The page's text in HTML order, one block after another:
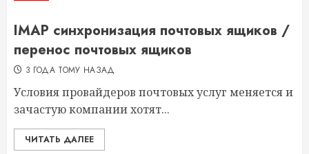
IMAP синхронизация почтовых ящиков /
перенос почтовых ящиков
3 ГОДА ТОМУ НАЗАД
Условия провайдеров почтовых услуг меняется и
зачастую компании хотят...
ЧИТАТЬ ДАЛЕЕ